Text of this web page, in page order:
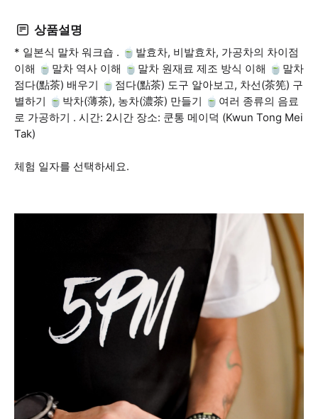
상품설명
* 일본식 말차 워크숍 . 🍵발효차, 비발효차, 가공차의 차이점
이해 🍵말차 역사 이해 🍵말차 원재료 제조 방식 이해 🍵말차
점다(點茶) 배우기 🍵점다(點茶) 도구 알아보고, 차선(茶筅) 구
별하기 🍵박차(薄茶), 농차(濃茶) 만들기 🍵여러 종류의 음료
로 가공하기 . 시간: 2시간 장소: 쿤통 메이덕 (Kwun Tong Mei
Tak)
체험 일자를 선택하세요.